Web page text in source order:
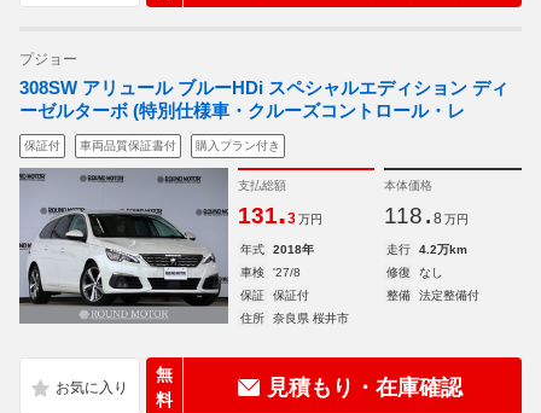
プジョー
308SW アリュール ブルーHDi スペシャルエディション ディ
ーゼルターボ (特別仕様車・クルーズコントロール・レ
保証付 車両品質保証書付 購入プラン付き
支払総額
131.3 万円
本体価格
118. 8 万円
年式 2018年 走行
4.2万km
車検
'27/8 修復
なし
保証
保証付 整備
法定整備付
住所
奈良県 桜井市
無
料
見積もり・在庫確認